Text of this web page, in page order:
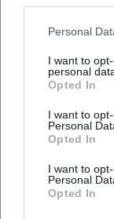
Personal
I want to
personal
Opted In
I want to
Personal
Opted In
I want to
Personal
Opted In
nicht als Mode,
Handwerk
kulinarische
warum Garzeiten
Gleichzeitig
humorvoll, ehrlich.
Als Coach und
Nachwuchs: vom
Kompetenzen,